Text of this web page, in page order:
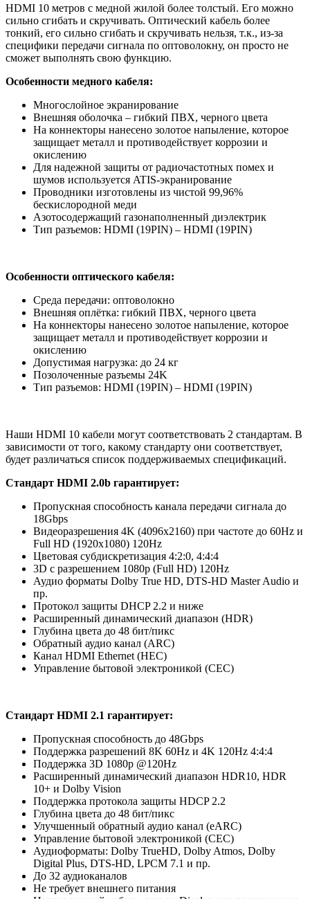
HDMI 10 метров с медной жилой более толстый. Его можно
сильно сгибать и скручивать. Оптический кабель более
тонкий, его сильно сгибать и скручивать нельзя, т.к., из-за
специфики передачи сигнала по оптоволокну, он просто не
сможет выполнять свою функцию.
Особенности медного кабеля:
Многослойное экранирование
Внешняя оболочка – гибкий ПВХ, черного цвета
На коннекторы нанесено золотое напыление, которое
защищает металл и противодействует коррозии и
окислению
Для надежной защиты от радиочастотных помех и
шумов используется ATIS-экранирование
Проводники изготовлены из чистой 99,96%
бескислородной меди
Азотосодержащий газонаполненный диэлектрик
Тип разъемов: HDMI (19PIN) – HDMI (19PIN)
Особенности оптического кабеля:
Среда передачи: оптоволокно
Внешняя оплётка: гибкий ПВХ, черного цвета
На коннекторы нанесено золотое напыление, которое
защищает металл и противодействует коррозии и
окислению
Допустимая нагрузка: до 24 кг
Позолоченные разъемы 24K
Тип разъемов: HDMI (19PIN) – HDMI (19PIN)
Наши HDMI 10 кабели могут соответствовать 2 стандартам. В
зависимости от того, какому стандарту они соответствует,
будет различаться список поддерживаемых спецификаций.
Cтандарт HDMI 2.0b гарантирует:
Пропускная способность канала передачи сигнала до
18Gbps
Видеоразрешения 4K (4096x2160) при частоте до 60Hz и
Full HD (1920x1080) 120Hz
Цветовая субдискретизация 4:2:0, 4:4:4
3D с разрешением 1080p (Full HD) 120Hz
Аудио форматы Dolby True HD, DTS-HD Master Audio и
пр.
Протокол защиты DHCP 2.2 и ниже
Расширенный динамический диапазон (HDR)
Глубина цвета до 48 бит/пикс
Обратный аудио канал (ARC)
Канал HDMI Ethernet (HEC)
Управление бытовой электроникой (CEC)
Cтандарт HDMI 2.1 гарантирует:
Пропускная способность до 48Gbps
Поддержка разрешений 8K 60Hz и 4K 120Hz 4:4:4
Поддержка 3D 1080p @120Нz
Расширенный динамический диапазон HDR10, HDR
10+ и Dolby Vision
Поддержка протокола защиты HDCP 2.2
Глубина цвета до 48 бит/пикс
Улучшенный обратный аудио канал (eARC)
Управление бытовой электроникой (CEC)
Аудиоформаты: Dolby TrueHD, Dolby Atmos, Dolby
Digital Plus, DTS-HD, LPCM 7.1 и пр.
До 32 аудиоканалов
Не требует внешнего питания